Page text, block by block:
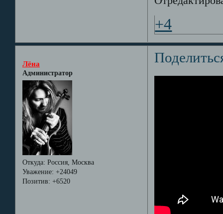
+4
Лёна
Администратор
Откуда: Россия, Москва
Уважение: +24049
Позитив: +6520